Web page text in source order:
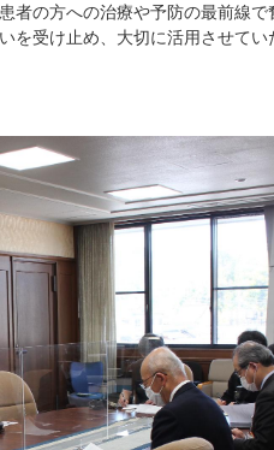
者の方への治療や予防の最前線
受け止め、大切に活用させてい